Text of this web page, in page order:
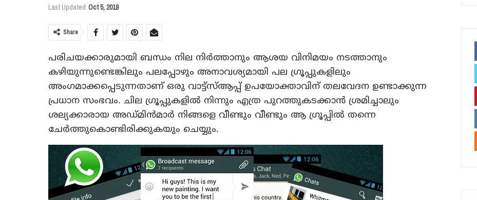
Last Updated Oct 5, 2019
Share
പരിചയക്കാരുമായി ബന്ധം നില നിര്‍ത്താനും ആശയ വിനിമയം നടത്താനും
കഴിയുന്നുണ്ടെങ്കിലും പലപ്പോഴും അനാവശ്യമായി പല ഗ്രൂപ്പുകളിലും
അംഗമാക്കപ്പെടുന്നതാണ് ഒരു വാട്ട്‌സ്ആപ്പ് ഉപയോക്താവിന് തലവേദന ഉണ്ടാക്കുന്ന
പ്രധാന സംഭവം. ചില ഗ്രൂപ്പുകളില്‍ നിന്നും എത്ര പുറത്തുകടക്കാന്‍ ശ്രമിച്ചാലും
ശല്യക്കാരായ അഡ്മിന്‍മാര്‍ നിങ്ങളെ വീണ്ടും വീണ്ടും ആ ഗ്രൂപ്പില്‍ തന്നെ
ചേര്‍ത്തുകൊണ്ടിരിക്കുകയും ചെയ്യും.